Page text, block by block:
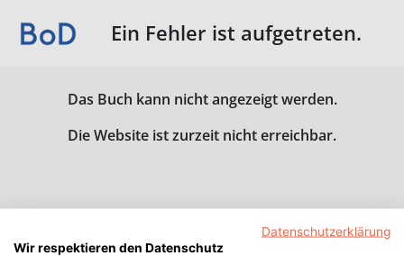
Ein Fehler ist aufgetreten.
Das Buch kann nicht angezeigt werden.
Die Website ist zurzeit nicht erreichbar.
Datenschutzerklärung
Wir respektieren den Datenschutz